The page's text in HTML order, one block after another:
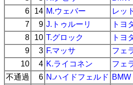
6
14 M.ウェバー レッ
7
9 J.トゥルーリ トヨ
8
10 T.グロック トヨ
9
3 F.マッサ フェ
10
4 K.ライコネン フェ
不通過
6 N.ハイドフェルド BMW